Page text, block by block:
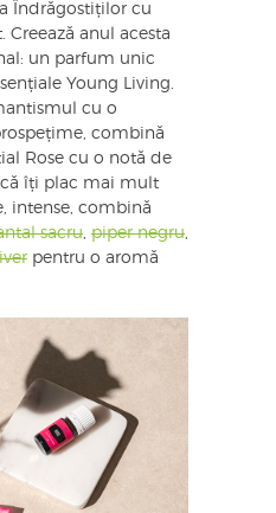
Îndrăgostiților cu
anul acesta
un parfum unic
Young Living.
cu o
combină
Rose cu o notă de
îți plac mai mult
intense, combină
sacru, piper negru,
pentru o aromă